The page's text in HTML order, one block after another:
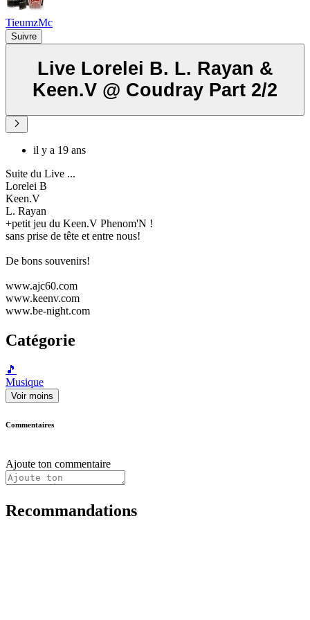
TieumzMc
Suivre
Live Lorelei B. L. Rayan &
Keen.V @ Coudray Part 2/2
il y a 19 ans
Suite du Live ...
Lorelei B
Keen.V
L. Rayan
+petit jeu du Keen.V Phenom'N !
sans prise de tête et entre nous!
De bons souvenirs!
www.ajc60.com
www.keenv.com
www.be-night.com
Catégorie
🎵
Musique
Voir moins
Commentaires
Ajoute ton commentaire
Recommandations